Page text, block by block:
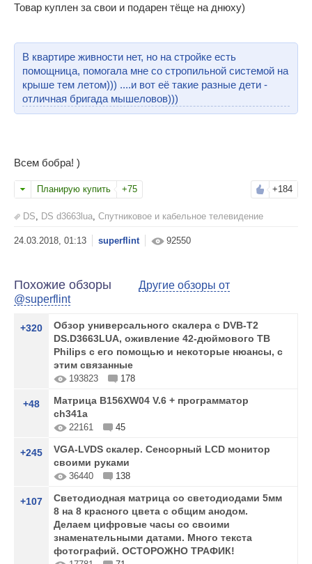
Товар куплен за свои и подарен тёще на днюху)
В квартире живности нет, но на стройке есть
помощница, помогала мне со стропильной системой на
крыше тем летом))) ....и вот её такие разные дети -
отличная бригада мышеловов)))
Всем бобра! )
Планирую купить +75 +184
DS DS d3663lua Спутниковое и кабельное телевидение
superflint 92550
Похожие обзоры
Другие обзоры от
@superflint
+320
Обзор универсального скалера с DVB-T2
DS.D3663LUA, оживление 42-дюймового ТВ
Philips с его помощью и некоторые нюансы, с
этим связанные
193823 178
+48
Матрица B156XW04 V.6 + программатор
ch341a
22161 45
+245
VGA-LVDS скалер. Сенсорный LCD монитор
своими руками
36440 138
+107
Светодиодная матрица со светодиодами 5мм
8 на 8 красного цвета с общим анодом.
Делаем цифровые часы со своими
знаменательными датами. Много текста
фотографий. ОСТОРОЖНО ТРАФИК!